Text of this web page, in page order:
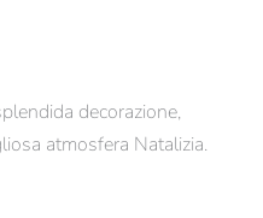
decorazione,
atmosfera Natalizia.